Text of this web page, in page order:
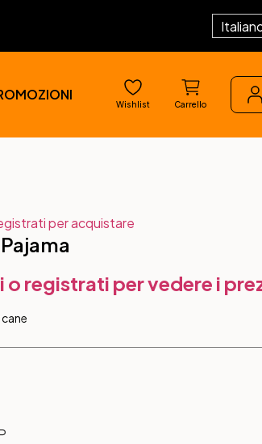
Wishlist Carrello
per acquistare
o registrati per vedere i